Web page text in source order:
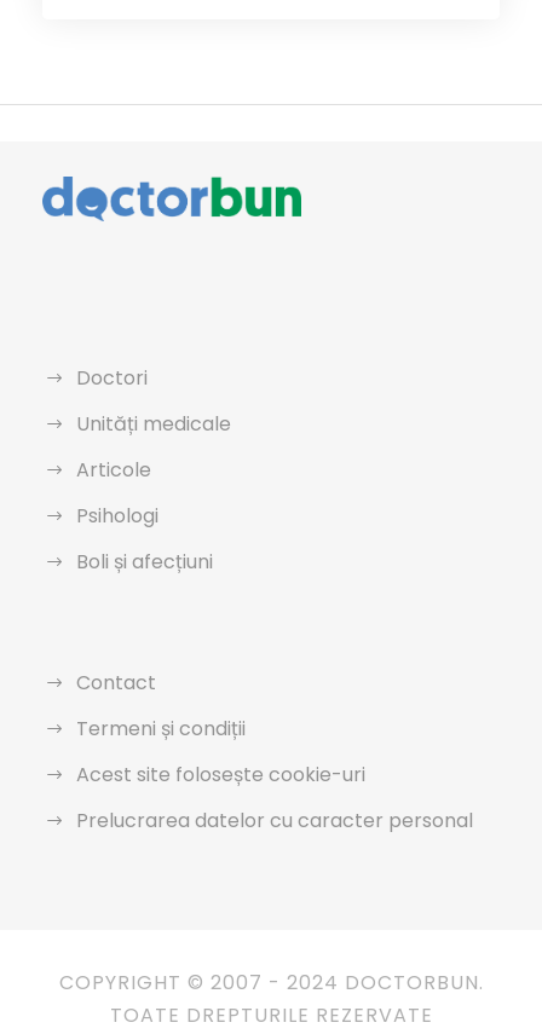
Doctori
Unități medicale
Articole
Psihologi
Boli și afecțiuni
Contact
Termeni și condiții
Acest site folosește cookie-uri
Prelucrarea datelor cu caracter personal
COPYRIGHT © 2007 - 2024 DOCTORBUN.
TOATE DREPTURILE REZERVATE